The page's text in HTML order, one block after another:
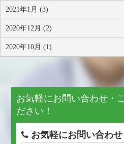
2021年1月 (3)
2020年12月 (2)
2020年10月 (1)
お気軽にお問い合わせ・
ださい！
お気軽にお問い合わ